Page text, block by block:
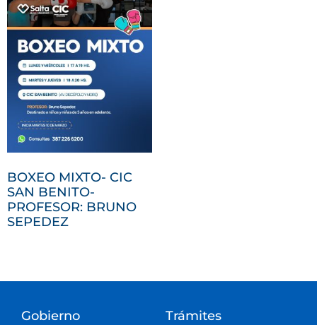
BOXEO MIXTO- CIC
SAN BENITO-
PROFESOR: BRUNO
SEPEDEZ
Gobierno Trámites